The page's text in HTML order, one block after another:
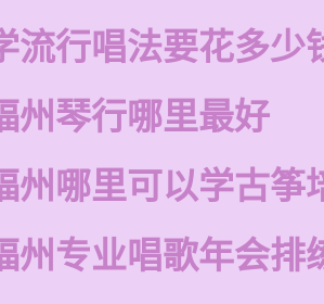
流行唱法要花多少
州琴行哪里最好
州哪里可以学古筝
州专业唱歌年会排